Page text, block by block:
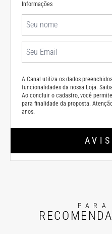
Informações
A Canal utiliza os dados
funcionalidades da nossa Loja.
Ao concluir o cadastro, você
para finalidade da proposta.
anos.
PARA